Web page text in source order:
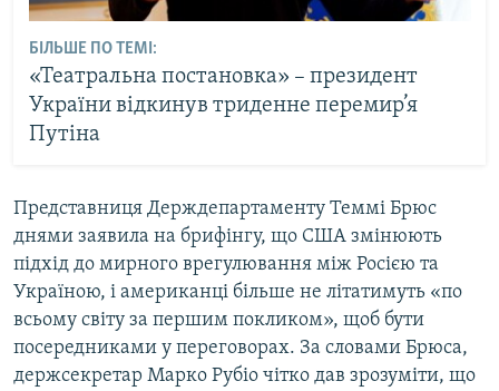
БІЛЬШЕ ПО ТЕМІ:
«Театральна постановка» – президент
України відкинув триденне перемир’я
Путіна
Представниця Держдепартаменту Теммі Брюс
днями заявила на брифінгу, що США змінюють
підхід до мирного врегулювання між Росією та
Україною, і американці більше не літатимуть «по
всьому світу за першим покликом», щоб бути
посередниками у переговорах. За словами Брюса,
держсекретар Марко Рубіо чітко дав зрозуміти, що